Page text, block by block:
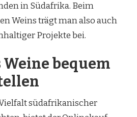
in Südafrika. Beim
Weins trägt man also auch
Projekte bei.
bequem
südafrikanischer